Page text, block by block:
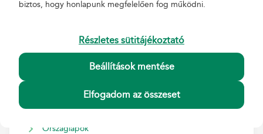
Kapcsolódó tájékoztatók
Postai szolgáltatásokhoz kapcsolódó egyéb díjak
Országlapok
biztos, hogy honlapunk megfelelően fog működni.
Részletes sütitájékoztató
Beállítások mentése
Elfogadom az összeset